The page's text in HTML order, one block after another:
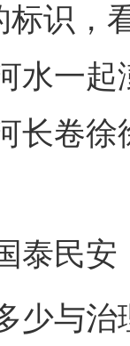
标识
水一
长卷
民安
与治